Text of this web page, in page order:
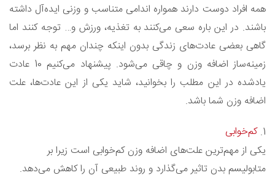
همه افراد دوست دارند همواره اندامی متناسب و وزنی ایده‌آل داشته
باشند. در این باره سعی می‌کنند به تغذیه، ورزش و… توجه کنند اما
گاهی بعضی عادت‌های زندگی بدون اینکه چندان مهم به نظر برسد،
زمینه‌ساز اضافه وزن و چاقی می‌شود. پیشنهاد می‌کنیم 10 عادت
یادشده در این مطلب را بخوانید، شاید یکی از این عادت‌ها، علت
اضافه وزن شما باشد.
1. کم‌خوابی
یکی از مهم‌ترین علت‌های اضافه وزن کم‌خوابی است زیرا بر
متابولیسم بدن تاثیر می‌گذارد و روند طبیعی آن را کاهش می‌دهد.